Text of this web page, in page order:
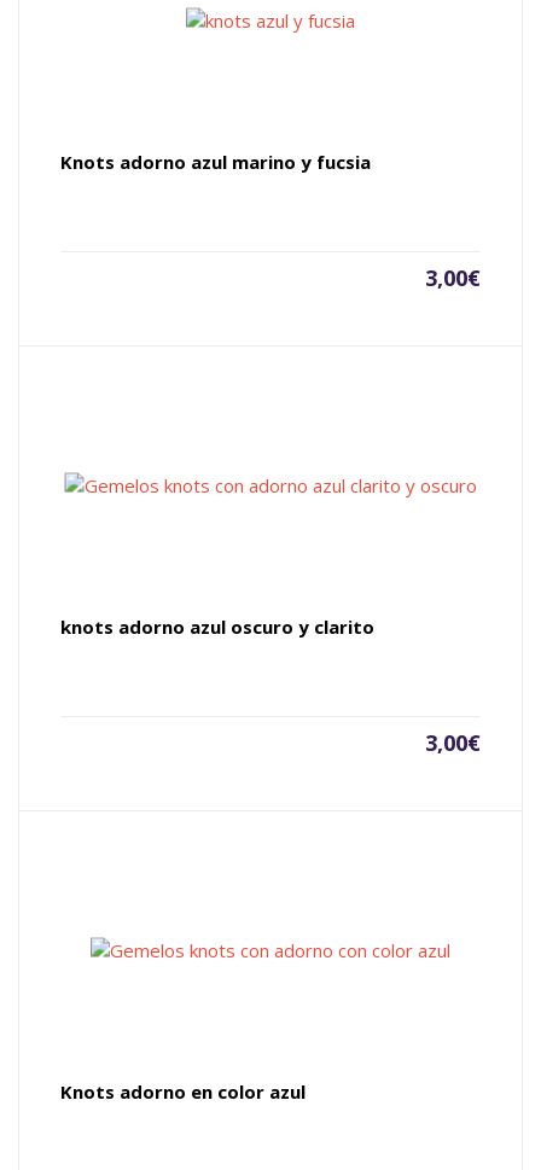
Knots adorno azul marino y fucsia
3,00€
knots adorno azul oscuro y clarito
3,00€
Knots adorno en color azul